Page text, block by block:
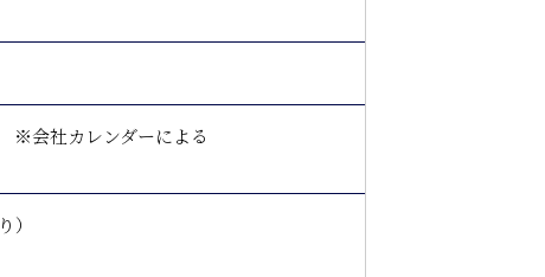
※会社カレンダーによる